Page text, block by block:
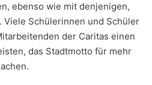
ebenso wie mit denjenigen,
Schülerinnen und Schüler
der Caritas einen
das Stadtmotto für mehr